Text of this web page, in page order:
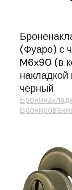
(Фуаро) с
M6x90 (в
черный